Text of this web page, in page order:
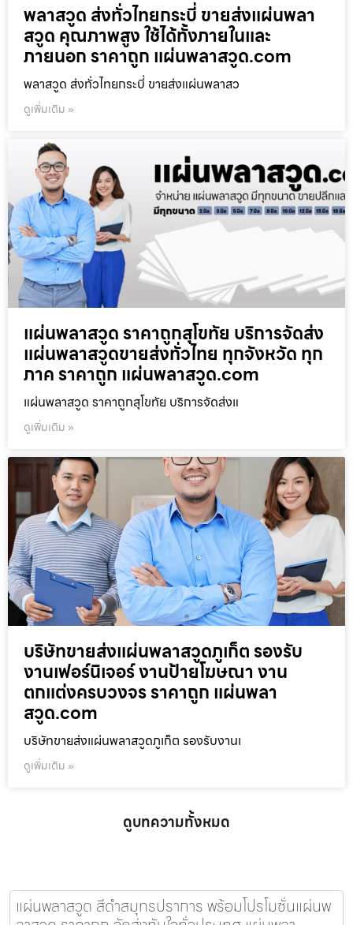
พลาสวูด ส่งทั่วไทยกระบี่ ขายส่งแผ่นพลา
สวูด คุณภาพสูง ใช้ได้ทั้งภายในและ
ภายนอก ราคาถูก แผ่นพลาสวูด.com
พลาสวูด ส่งทั่วไทยกระบี่ ขายส่งแผ่นพลาสว
ดูเพิ่มเติม »
แผ่นพลาสวูด ราคาถูกสุโขทัย บริการจัดส่ง
แผ่นพลาสวูดขายส่งทั่วไทย ทุกจังหวัด ทุก
ภาค ราคาถูก แผ่นพลาสวูด.com
แผ่นพลาสวูด ราคาถูกสุโขทัย บริการจัดส่งแ
ดูเพิ่มเติม »
บริษัทขายส่งแผ่นพลาสวูดภูเก็ต รองรับ
งานเฟอร์นิเจอร์ งานป้ายโฆษณา งาน
ตกแต่งครบวงจร ราคาถูก แผ่นพลา
สวูด.com
บริษัทขายส่งแผ่นพลาสวูดภูเก็ต รองรับงานเ
ดูเพิ่มเติม »
ดูบทความทั้งหมด
แผ่นพลาสวูด สีดำสมุทรปราการ พร้อมโปรโมชั่นแผ่นพ